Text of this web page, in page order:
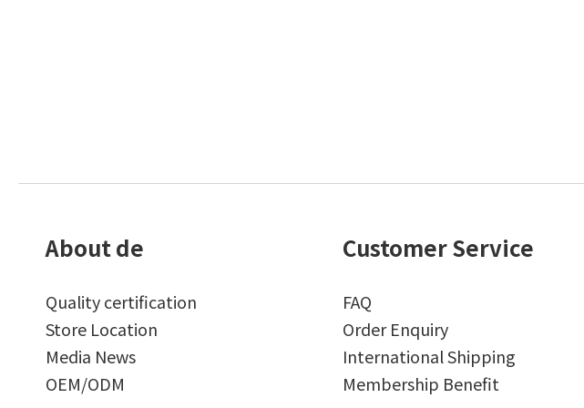
About de
Quality certification
Store Location
Media News
OEM/ODM
Customer Service
FAQ
Order Enquiry
International Shipping
Membership Benefit